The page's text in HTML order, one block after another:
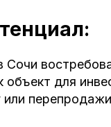
объект для
или